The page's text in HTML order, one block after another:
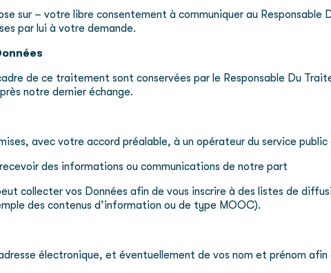
sur – votre libre consentement à communiquer au
par lui à votre demande.
de ce traitement sont conservées par le Responsable Du
notre dernier échange.
avec votre accord préalable, à un opérateur du service
des informations ou communications de notre part
collecter vos Données afin de vous inscrire à des listes de
des contenus d’information ou de type MOOC).
électronique, et éventuellement de vos nom et prénom